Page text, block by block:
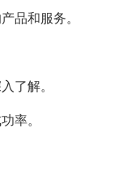
品和服务。
了解。
率。